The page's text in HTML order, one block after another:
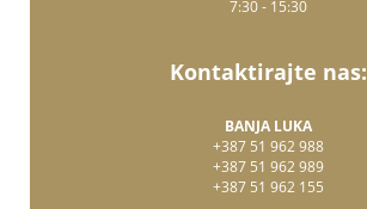
7:30 - 15:30
Kontaktirajte nas:
BANJA LUKA
+387 51 962 988
+387 51 962 989
+387 51 962 155